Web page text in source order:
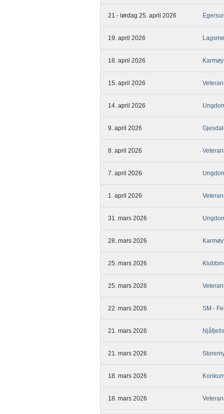
21 - lørdag 25. april 2026
19. april 2026
18. april 2026
15. april 2026
14. april 2026
9. april 2026
8. april 2026
7. april 2026
1. april 2026
31. mars 2026
28. mars 2026
25. mars 2026
25. mars 2026
22. mars 2026 SM -
21. mars 2026
21. mars 2026
18. mars 2026
18. mars 2026